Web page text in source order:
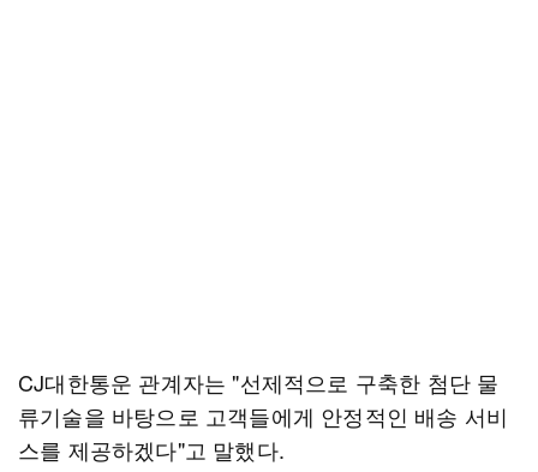
CJ대한통운 관계자는 "선제적으로 구축한 첨단 물
류기술을 바탕으로 고객들에게 안정적인 배송 서비
스를 제공하겠다"고 말했다.